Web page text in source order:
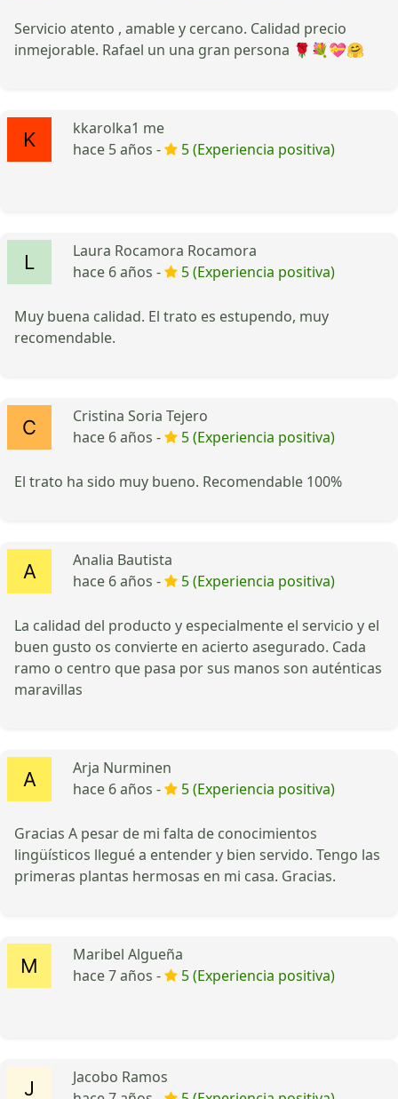
Servicio atento , amable y cercano. Calidad precio
inmejorable. Rafael un una gran persona 🌹💐💝🤗
kkarolka1 me
hace 5 años -
5 (Experiencia positiva)
Laura Rocamora Rocamora
hace 6 años -
5 (Experiencia positiva)
Muy buena calidad. El trato es estupendo, muy
recomendable.
Cristina Soria Tejero
hace 6 años -
5 (Experiencia positiva)
El trato ha sido muy bueno. Recomendable 100%
Analia Bautista
hace 6 años -
5 (Experiencia positiva)
La calidad del producto y especialmente el servicio y el
buen gusto os convierte en acierto asegurado. Cada
ramo o centro que pasa por sus manos son auténticas
maravillas
Arja Nurminen
hace 6 años -
5 (Experiencia positiva)
Gracias A pesar de mi falta de conocimientos
lingüísticos llegué a entender y bien servido. Tengo las
primeras plantas hermosas en mi casa. Gracias.
Maribel Algueña
hace 7 años -
5 (Experiencia positiva)
Jacobo Ramos